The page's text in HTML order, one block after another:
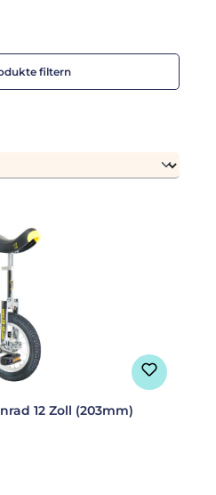
filtern
12 Zoll (203mm)